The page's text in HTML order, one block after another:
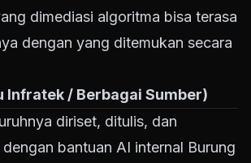
dimediasi algoritma bisa terasa
dengan yang ditemukan secara
Infratek / Berbagai Sumber)
diriset, ditulis, dan
bantuan AI internal Burung